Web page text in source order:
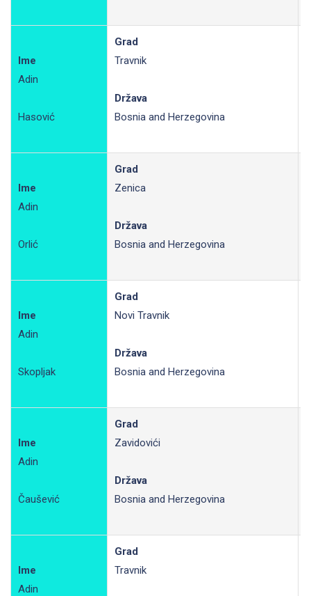
Ime
Adin
Hasović
Grad
Travnik
Država
Bosnia and Herzegovina
Ime
Adin
Orlić
Grad
Zenica
Država
Bosnia and Herzegovina
Ime
Adin
Skopljak
Grad
Novi Travnik
Država
Bosnia and Herzegovina
Ime
Adin
Čaušević
Grad
Zavidovići
Država
Bosnia and Herzegovina
Ime
Adin
Grad
Travnik